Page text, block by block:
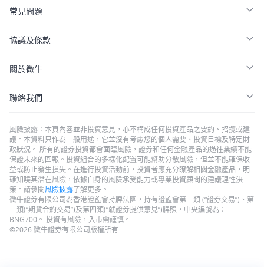
常見問題
協議及條款
關於微牛
聯絡我們
風險披露：本頁內容並非投資意見，亦不構成任何投資產品之要約、招攬或建
議。本資料只作為一般用途，它並沒有考慮您的個人需要、投資目標及特定財
政狀況。 所有的證券投資都會面臨風險，證券和任何金融產品的過往業績不能
保證未來的回報。投資組合的多樣化配置可能幫助分散風險，但並不能確保收
益或防止發生損失。在進行投資活動前，投資者應充分瞭解相關金融產品，明
確知曉其潛在風險，依據自身的風險承受能力或專業投資顧問的建議理性決
策。請參閱風險披露了解更多。
微牛證券有限公司為香港證監會持牌法團，持有證監會第一類 (“證券交易”)、第
二類(“期貨合約交易”)及第四類(“就證券提供意見”)牌照，中央編號為：
BNG700。 投資有風險，入市需謹慎。
©2026 微牛證券有限公司版權所有